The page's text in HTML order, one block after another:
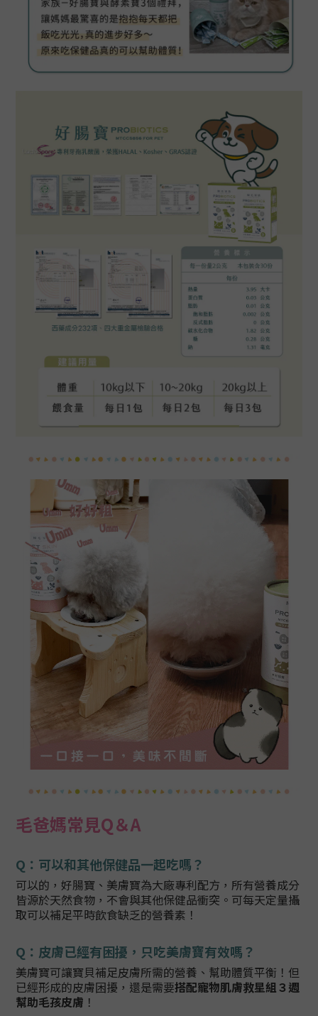
毛爸媽常見Q＆A
Q ： 可以和其他保健品一起吃嗎？
可以的，好腸寶、美膚寶為大廠專利配方， 所有營養成分
皆源於天然食物，不會與其他保健品衝突。可每天定量攝
取可以補足平時飲食缺乏的營養素！
Q ： 皮膚已經有困擾，只吃美膚寶有效嗎？
美膚寶可讓寶貝補足皮膚所需的營養、幫助體質平衡！但
已經形成的皮膚困擾， 還是需要搭配寵物肌膚救星組３週
幫助毛孩皮膚 ！